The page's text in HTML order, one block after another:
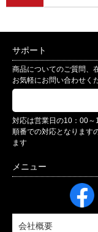
サポート
商品についてのご質問、
お気軽にお問い合わせく
対応は営業日の10：00
順番での対応となります
ます
会社概要